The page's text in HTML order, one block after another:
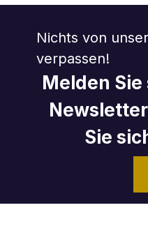
Nichts von
verpassen!
Melden
Sie